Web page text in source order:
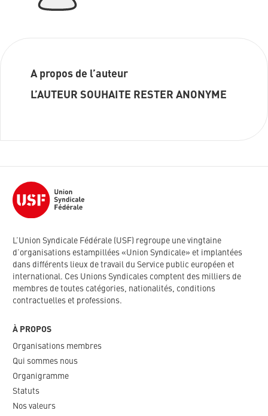
A propos de l’auteur
L’AUTEUR SOUHAITE RESTER ANONYME
L’Union Syndicale Fédérale (USF) regroupe une vingtaine
d’organisations estampillées «Union Syndicale» et implantées
dans différents lieux de travail du Service public européen et
international. Ces Unions Syndicales comptent des milliers de
membres de toutes catégories, nationalités, conditions
contractuelles et professions.
À PROPOS
Organisations membres
Qui sommes nous
Organigramme​
Statuts
Nos valeurs​